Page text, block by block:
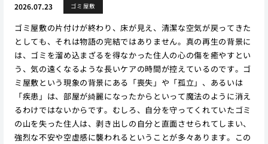
2026.07.23 ゴミ屋敷
ゴミ屋敷の片付けが終わり、床が見え、清潔な空気が戻ってきた
としても、それは物語の完結ではありません。真の再生の背景に
は、ゴミを溜め込まざるを得なかった住人の心の傷を癒やすとい
う、気の遠くなるような長いケアの時間が控えているのです。ゴ
ミ屋敷という現象の背景にある「喪失」や「孤立」、あるいは
「疾患」は、部屋が綺麗になったからといって魔法のように消え
るわけではないからです。むしろ、自分を守ってくれていたゴミ
の山を失った住人は、剥き出しの自分と直面させられてしまい、
強烈な不安や空虚感に襲われるということが多々あります。この